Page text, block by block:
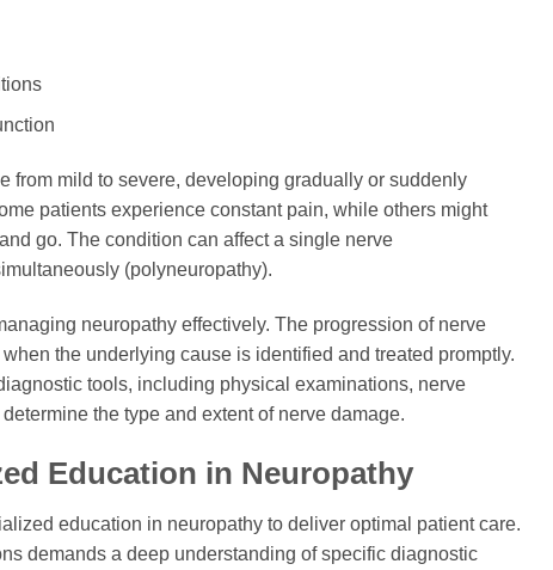
from mild to severe, developing gradually or suddenly
patients experience constant pain, while others might
go. The condition can affect a single nerve
(polyneuropathy).
neuropathy effectively. The progression of nerve
the underlying cause is identified and treated promptly.
tools, including physical examinations, nerve
the type and extent of nerve damage.
Education in Neuropathy
education in neuropathy to deliver optimal patient care.
demands a deep understanding of specific diagnostic